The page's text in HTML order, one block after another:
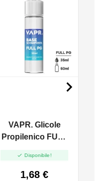
VAPR. Glicole
Propilenico FULL
 Disponibile!
1,68 €
